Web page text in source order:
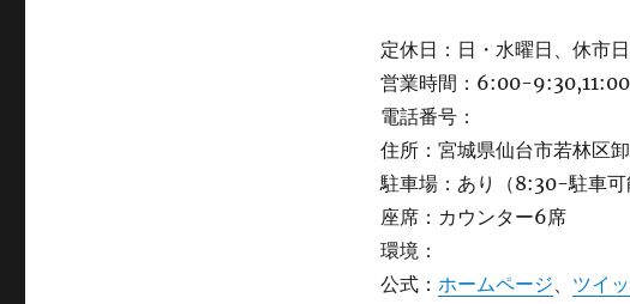
定休日：日・水曜日、休市日
営業時間：6:00-
電話番号：
住所：宮城県仙台市若林区
駐車場：あり（8:30-駐車可
座席：カウンター6席
環境：
公式： ホームページ ツイ